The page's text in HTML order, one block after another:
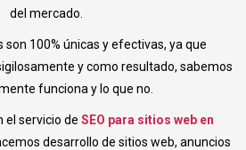
del mercado.
son 100% únicas y efectivas, ya que
y como resultado, sabemos
funciona y lo que no.
el servicio de SEO para sitios web en
desarrollo de sitios web, anuncios